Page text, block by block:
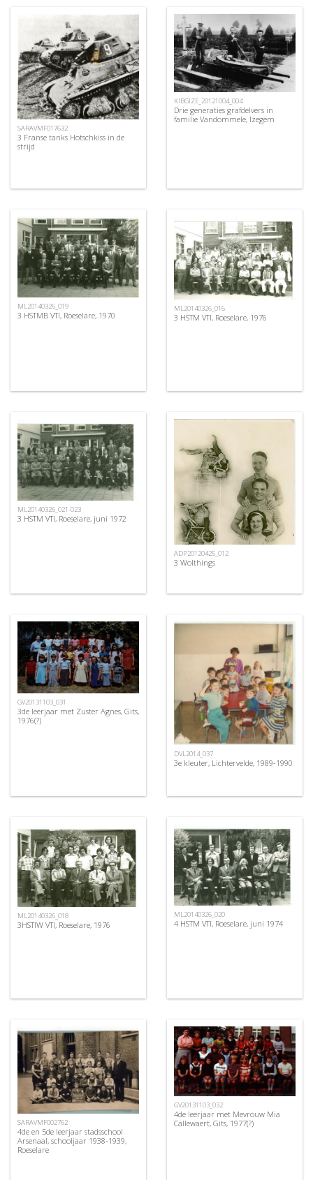
SARAVMF017632
3 Franse tanks Hotschkiss in de
strijd
KIBGIZE_20121004_004
Drie generaties grafdelvers in
familie Vandommele, Izegem
ML20140326_019
3 HSTMB VTI, Roeselare, 1970
ML20140326_016
3 HSTM VTI, Roeselare, 1976
ML20140326_021-023
3 HSTM VTI, Roeselare, juni 1972
ADP20120425_012
3 Wolthings
GV20131103_031
3de leerjaar met Zuster Agnes, Gits,
1976(?)
DVL2014_037
3e kleuter, Lichtervelde, 1989-1990
ML20140326_018
3HSTIW VTI, Roeselare, 1976
ML20140326_020
4 HSTM VTI, Roeselare, juni 1974
SARAVMF002762
4de en 5de leerjaar stadsschool
Arsenaal, schooljaar 1938-1939,
Roeselare
GV20131103_032
4de leerjaar met Mevrouw Mia
Callewaert, Gits, 1977(?)